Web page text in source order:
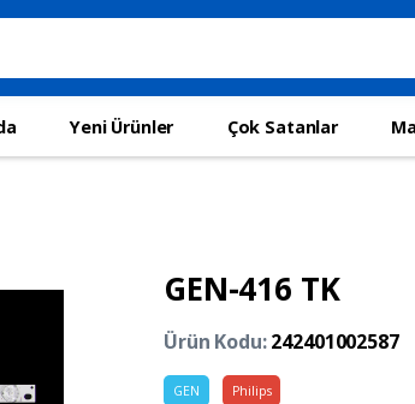
Yeni Ürünler Çok Satanlar
GEN-416 TK
Ürün Kodu:242401002587
GEN Philips